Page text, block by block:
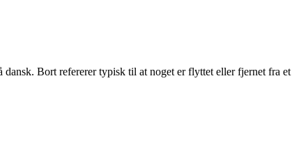
Bort refererer typisk til at noget er flyttet eller fjernet fra et